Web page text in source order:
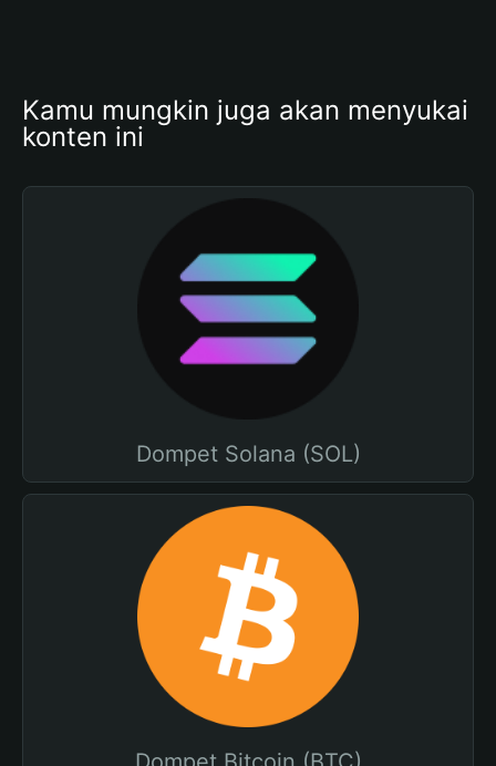
Kamu mungkin juga akan menyukai
konten ini
Dompet Solana (SOL)